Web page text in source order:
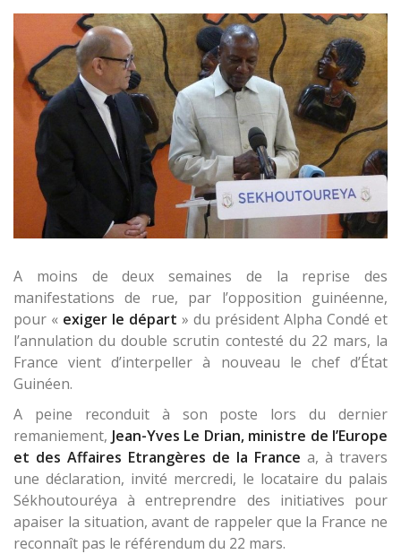
A moins de deux semaines de la reprise des
manifestations de rue, par l’opposition guinéenne,
pour « exiger le départ » du président Alpha Condé et
l’annulation du double scrutin contesté du 22 mars, la
France vient d’interpeller à nouveau le chef d’État
Guinéen.
A peine reconduit à son poste lors du dernier
remaniement, Jean-Yves Le Drian, ministre de l’Europe
et des Affaires Etrangères de la France a, à travers
une déclaration, invité mercredi, le locataire du palais
Sékhoutouréya à entreprendre des initiatives pour
apaiser la situation, avant de rappeler que la France ne
reconnaît pas le référendum du 22 mars.